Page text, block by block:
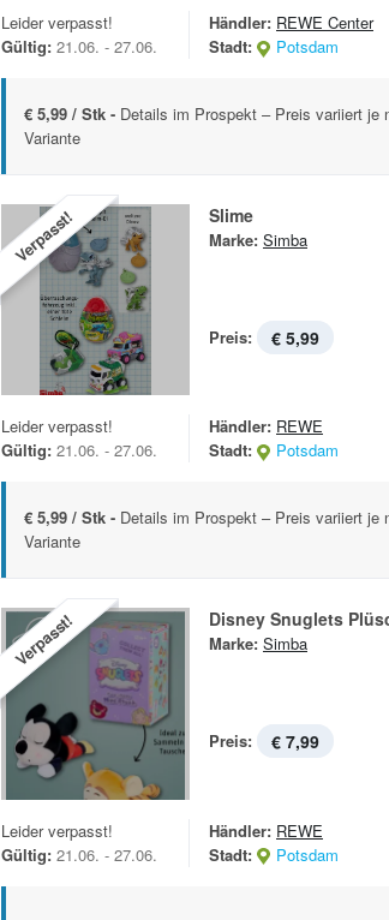
Leider verpasst!
Gültig: 21.06. - 27.06.
Händler: REWE Center
Stadt:
Potsdam
€ 5,99 / Stk - Details im Prospekt – Preis variiert je
Variante
Verpasst! Slime
Marke: Simba
Preis: € 5,99
Leider verpasst!
Gültig: 21.06. - 27.06.
Händler: REWE
Stadt:
Potsdam
€ 5,99 / Stk - Details im Prospekt – Preis variiert je
Variante
Verpasst! Disney Snuglets
Marke: Simba
Preis: € 7,99
Leider verpasst!
Gültig: 21.06. - 27.06.
Händler: REWE
Stadt:
Potsdam